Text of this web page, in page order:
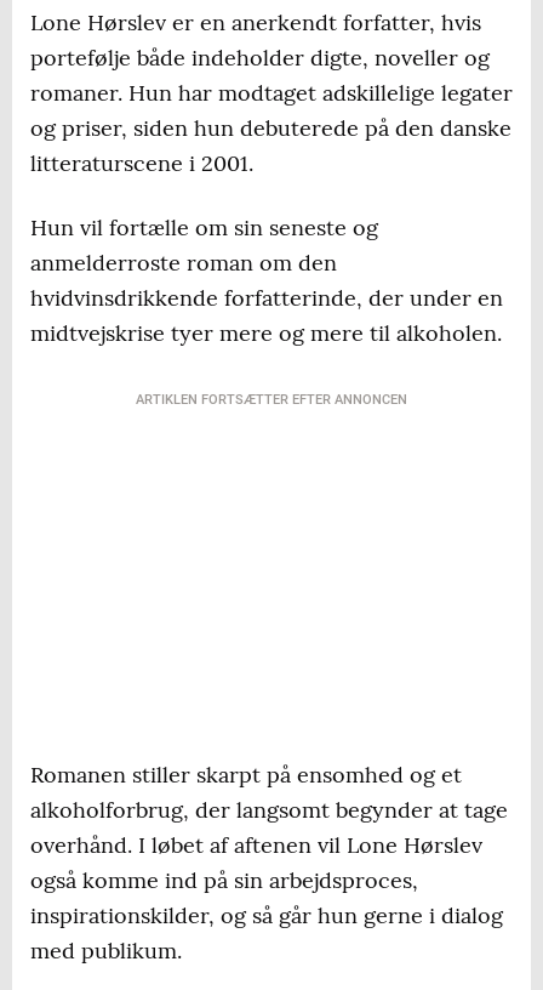
Lone Hørslev er en anerkendt forfatter, hvis
portefølje både indeholder digte, noveller og
romaner. Hun har modtaget adskillelige legater
og priser, siden hun debuterede på den danske
litteraturscene i 2001.
Hun vil fortælle om sin seneste og
anmelderroste roman om den
hvidvinsdrikkende forfatterinde, der under en
midtvejskrise tyer mere og mere til alkoholen.
ARTIKLEN FORTSÆTTER EFTER ANNONCEN
Romanen stiller skarpt på ensomhed og et
alkoholforbrug, der langsomt begynder at tage
overhånd. I løbet af aftenen vil Lone Hørslev
også komme ind på sin arbejdsproces,
inspirationskilder, og så går hun gerne i dialog
med publikum.